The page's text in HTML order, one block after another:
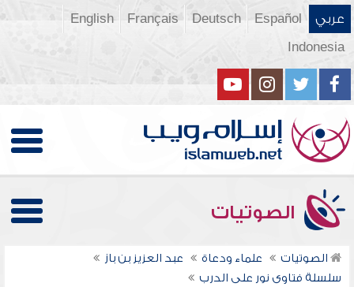
عربي Español
Deutsch
Français
English
Indonesia
الصوتيات
الصوتيات علماء ودعاة
عبد العزيز بن باز
سلسلة فتاوى نور على الدرب